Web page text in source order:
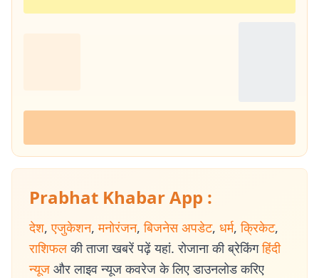
Prabhat Khabar App :
देश, एजुकेशन, मनोरंजन, बिजनेस अपडेट, धर्म, क्रिकेट,
राशिफल की ताजा खबरें पढ़ें यहां. रोजाना की ब्रेकिंग हिंदी
न्यूज और लाइव न्यूज कवरेज के लिए डाउनलोड करिए